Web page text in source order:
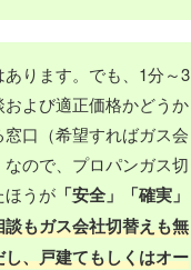
ります。でも、1分～3
よび適正価格かどうか
口（希望すればガス会
ので、プロパンガス切
ほうが 「安全」「確実」
談もガス会社切替えも無
、戸建てもしくはオー